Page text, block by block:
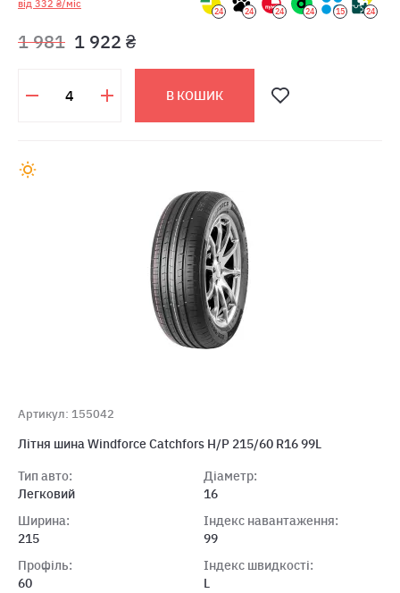
від 332 ₴/міс
24 24 24 24 15 24
1 981 1 922 ₴
В КОШИК
Артикул: 155042
Літня шина Windforce Catchfors H/P 215/60 R16 99L
Тип авто:
Легковий
Ширина:
215
Профіль:
60
Діаметр:
16
Індекс навантаження:
99
Індекс швидкості:
L